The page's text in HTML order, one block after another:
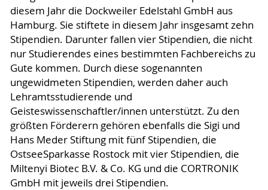
diesem Jahr die Dockweiler Edelstahl GmbH aus
Hamburg. Sie stiftete in diesem Jahr insgesamt zehn
Stipendien. Darunter fallen vier Stipendien, die nicht
nur Studierendes eines bestimmten Fachbereichs zu
Gute kommen. Durch diese sogenannten
ungewidmeten Stipendien, werden daher auch
Lehramtsstudierende und
Geisteswissenschaftler/innen unterstützt. Zu den
größten Förderern gehören ebenfalls die Sigi und
Hans Meder Stiftung mit fünf Stipendien, die
OstseeSparkasse Rostock mit vier Stipendien, die
Miltenyi Biotec B.V. & Co. KG und die CORTRONIK
GmbH mit jeweils drei Stipendien.